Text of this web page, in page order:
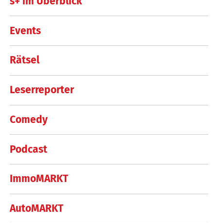
Events
Rätsel
Leserreporter
Comedy
Podcast
ImmoMARKT
AutoMARKT